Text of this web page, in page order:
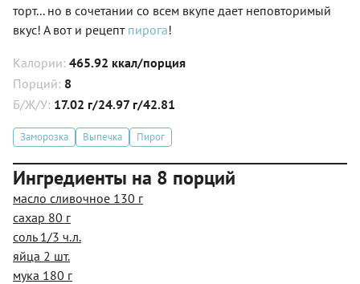
торт... но в сочетании со всем вкупе дает неповторимый
вкус! А вот и рецепт пирога!
Калории: 465.92 ккал/порция
Порций: 8
Б/Ж/У: 17.02 г/24.97 г/42.81
Заморозка Выпечка Пирог
Ингредиенты на 8 порций
масло сливочное 130 г
сахар 80 г
соль 1/3 ч.л.
яйца 2 шт.
мука 180 г